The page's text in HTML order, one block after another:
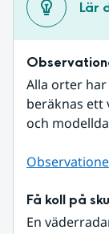
Lär
Alla orter
beräknas ett
och
Få koll på
En